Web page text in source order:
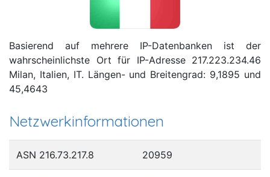
Basierend auf mehrere IP-Datenbanken ist der
wahrscheinlichste Ort für IP-Adresse 217.223.234.46
Milan, Italien, IT. Längen- und Breitengrad: 9,1895 und
45,4643
Netzwerkinformationen
ASN 216.73.217.8 20959